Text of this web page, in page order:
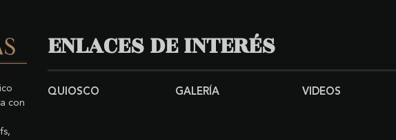
con
ENLACES DE INTERÉS
QUIOSCO GALERÍA VIDEOS